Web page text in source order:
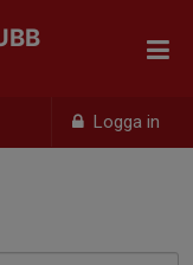
Logga in